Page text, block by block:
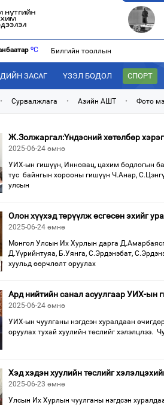
oC
oC
oC
o C
Билгийн тооллын
ЗАСАГ ҮЗЭЛ БОДОЛ СПОРТ
• Сурвалжлага • Азийн АШТ • Фото
Ж.Золжаргал:Үндэсний хөтөлбөр
2025-06-24 өмнө
УИХ-ын гишүүн, Инновац, цахим бодлогын
тус байнгын хорооны гишүүн Ч.Анар,
улсын
Олон хүүхэд төрүүлж өсгөсөн эхийг
2025-06-24 өмнө
Монгол Улсын Их Хурлын дарга
Д.Үүрийнтуяа, Б.Уянга, С.Эрдэнэбат,
хуульд өөрчлөлт оруулах
Ард нийтийн санал асуулгаар УИХ-ын
2025-06-24 өмнө
УИХ-ын чуулганы нэгдсэн хуралдаан
оруулах тухай хуулийн төслийг хэлэлцлээ.
Хэд хэдэн хуулийн төслийг
2025-06-23 өмнө
Улсын Их Хурлын чуулганы нэгдсэн